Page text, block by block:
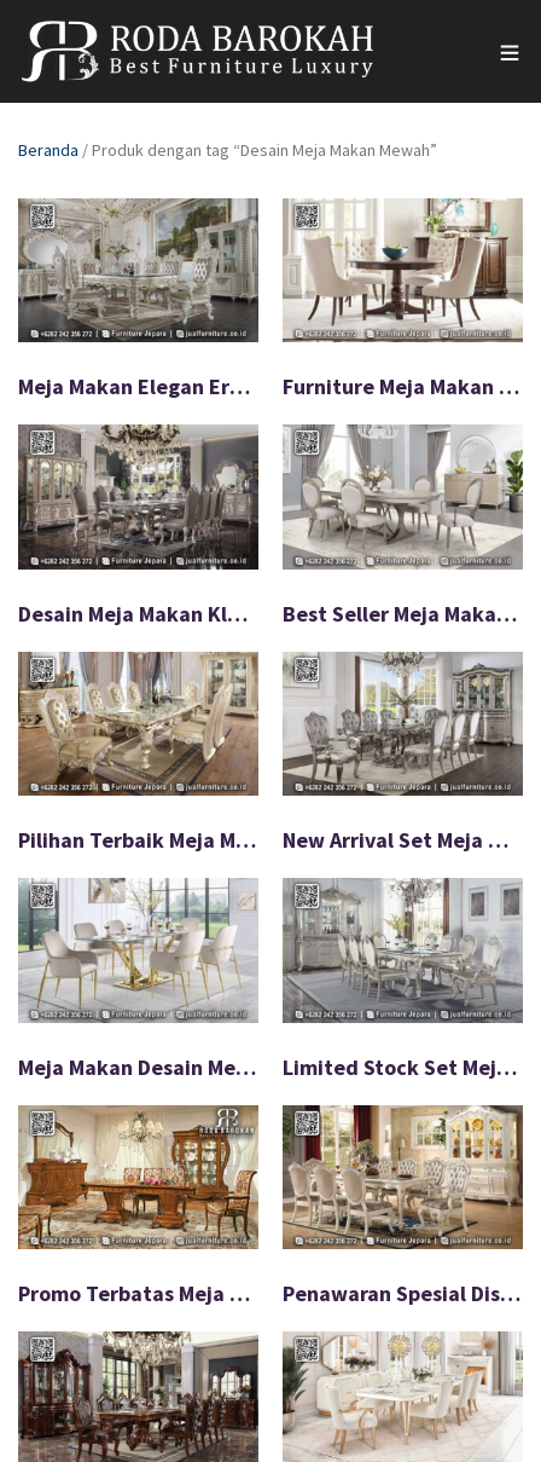
Beranda / Produk dengan tag “Desain Meja Makan Mewah”
Meja Makan Elegan Eropa Full Ukiran Mewah FS-572 Furniture Meja Makan Klasik Modern Desain Minimalis FS-571
Desain Meja Makan Klasik Ivory White Mewah FS-570 Best Seller Meja Makan Mewah Modern Terbaru FS-569
Pilihan Terbaik Meja Makan Kaca Emas Modern FS-556 New Arrival Set Meja Makan Mewah Ukir Klasik FS-555
Meja Makan Desain Mewah Kaca Gold Diskon Spesial FS-554 Limited Stock Set Meja Makan Mewah Klasik FS-553
Promo Terbatas Meja Makan Mewah Ukir Jepara Asli FS-544 Penawaran Spesial Diskon Meja Makan Mewah FS-543